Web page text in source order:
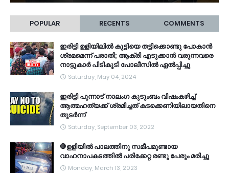
POPULAR RECENTS COMMENTS
ഇരിട്ടി ഉളിയിലിൽ കുട്ടിയെ തട്ടിക്കൊണ്ടു പോകാൻ
ശ്രമമെന്ന് പരാതി; ആക്രി എടുക്കാൻ വരുന്നവരെ
നാട്ടുകാർ പിടികൂടി പോലീസിൽ ഏൽപ്പിച്ചു
Saturday, May 04, 2024
ഇരിട്ടി പുന്നാട് നാലംഗ കുടുംബം വിഷംകഴിച്ച്‌
ആത്മഹത്യക്ക് ശ്രമിച്ചത് കടക്കെണിയിലായതിനെ
തുടർന്ന്
Saturday, September 03, 2022
🛑ഉളിയിൽ പാലത്തിനു സമീപമുണ്ടായ
വാഹനാപകടത്തിൽ പരിക്കേറ്റ രണ്ടു പേരും മരിച്ചു
Monday, March 13, 2023